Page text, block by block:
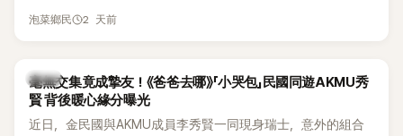
員包攬了前三名，展現了她們在女性社群中的高人氣。
泡菜鄉民 2 天前
韓星
毫無交集竟成摯友！《爸爸去哪》「小哭包」民國同遊AKMU秀
賢 背後暖心緣分曝光
近日，金民國與AKMU成員李秀賢一同現身瑞士，意外的組合